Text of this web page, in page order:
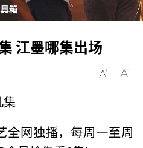
江墨哪集出场
集
全网独播，每周一至周